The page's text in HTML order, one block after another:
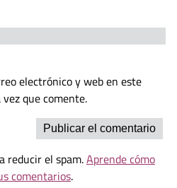
electrónico y web en este
que comente.
reducir el spam.Aprende cómo
comentarios.